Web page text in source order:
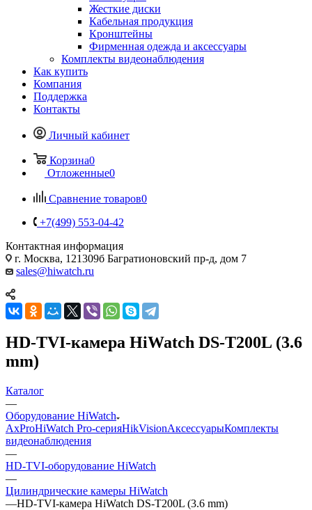
Жесткие диски
Кабельная продукция
Кронштейны
Фирменная одежда и аксессуары
Комплекты видеонаблюдения
Как купить
Компания
Поддержка
Контакты
Личный кабинет
Корзина0
Отложенные0
Сравнение товаров0
+7(499) 553-04-42
Контактная информация
г. Москва, 121309б Багратионовский пр-д, дом 7
sales@hiwatch.ru
HD-TVI-камера HiWatch DS-T200L (3.6
mm)
Каталог
—
Оборудование HiWatch
AxProHiWatch Pro-серияHikVisionАксессуарыКомплекты
видеонаблюдения
—
HD-TVI-оборудование HiWatch
—
Цилиндрические камеры HiWatch
—HD-TVI-камера HiWatch DS-T200L (3.6 mm)